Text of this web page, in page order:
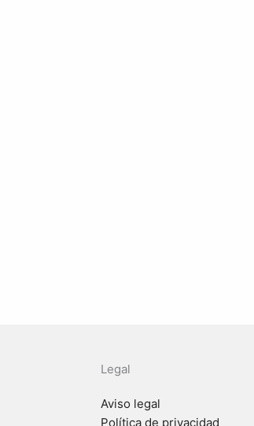
Legal
Aviso legal
Política de privacidad